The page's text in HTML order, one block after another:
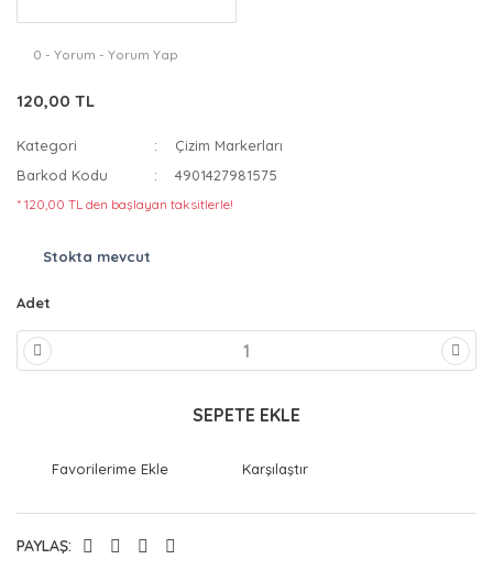
0 - Yorum - Yorum Yap
120,00 TL
Kategori
Çizim Markerları
Barkod Kodu
4901427981575
* 120,00 TL den başlayan taksitlerle!
Stokta mevcut
Adet
SEPETE EKLE
Karşılaştır
PAYLAŞ: